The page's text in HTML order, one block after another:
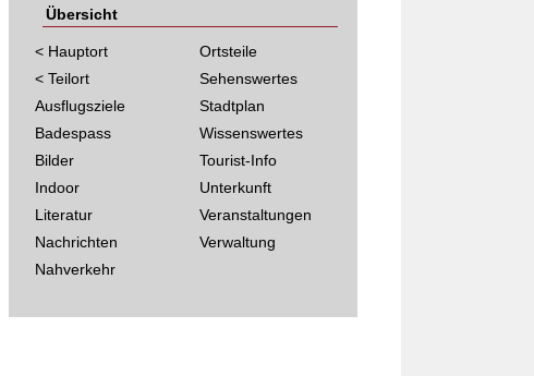
Übersicht
< Hauptort
< Teilort
Ausflugsziele
Badespass
Bilder
Indoor
Literatur
Nachrichten
Nahverkehr
Ortsteile
Sehenswertes
Stadtplan
Wissenswertes
Tourist-Info
Unterkunft
Veranstaltungen
Verwaltung